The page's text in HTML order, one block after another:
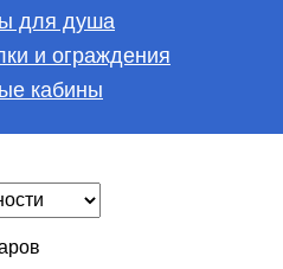
для душа
и ограждения
кабины